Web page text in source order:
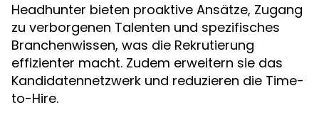
Headhunter bieten proaktive Ansätze, Zugang
zu verborgenen Talenten und spezifisches
Branchenwissen, was die Rekrutierung
effizienter macht. Zudem erweitern sie das
Kandidatennetzwerk und reduzieren die Time-
to-Hire.